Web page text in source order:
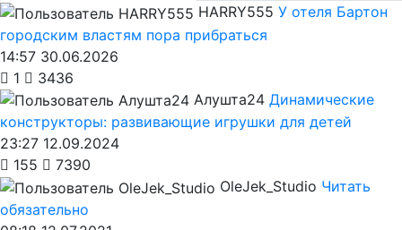
HARRY555 У отеля Бартон
городским властям пора прибраться
14:57 30.06.2026
1
3436
Алушта24 Динамические
конструкторы: развивающие игрушки для детей
23:27 12.09.2024
155
7390
OleJek_Studio Читать
обязательно